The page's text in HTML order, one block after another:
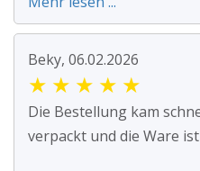
Beky, 06.02.2026
★ ★ ★ ★ ★
Die Bestellung kam
verpackt und die Ware